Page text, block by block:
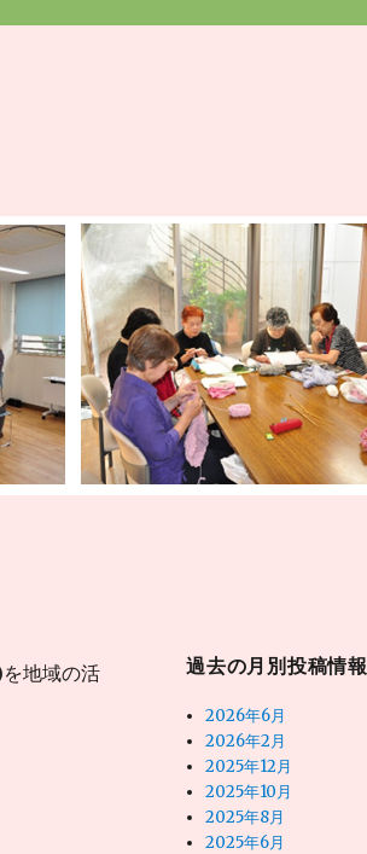
地域の活
過去の月別投稿情報
2026年6月
2026年2月
2025年12月
2025年10月
2025年8月
2025年6月